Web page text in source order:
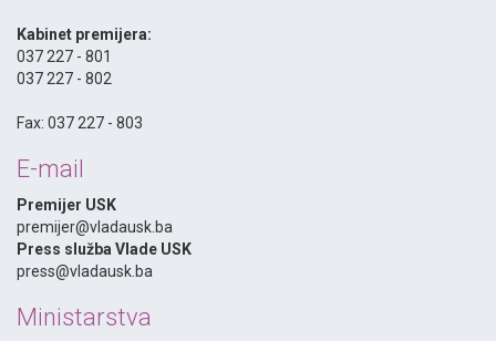
Kabinet premijera:
037 227 - 801
037 227 - 802
Fax: 037 227 - 803
E-mail
Premijer USK
premijer@vladausk.ba
Press služba Vlade USK
press@vladausk.ba
Ministarstva